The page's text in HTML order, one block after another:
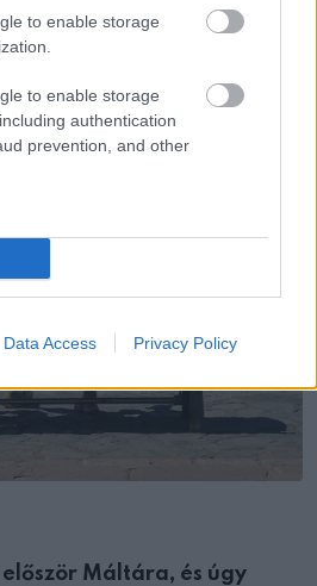
to enable storage
to enable storage
authentication
prevention, and other
Data Access Privacy Policy
Máltára, és úgy